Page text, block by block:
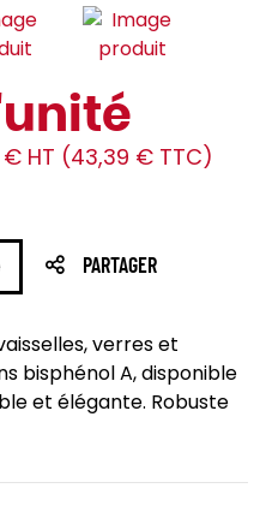
HT (43,39 € TTC)
PARTAGER
verres et
bisphénol A, disponible
et élégante. Robuste